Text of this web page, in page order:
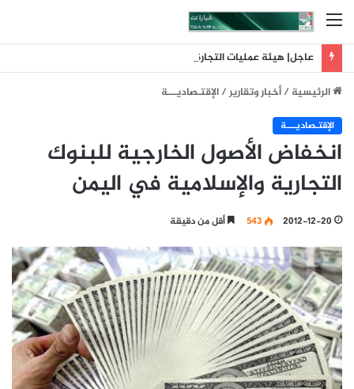
القائمة
الرئيسية/أخبار وتقارير/اﻹقتـصاديـــة
اﻹقتـصاديـــة
انخفاض الأصول الخارجية للبنوك
التجارية والإسلامية في اليمن
2012-12-20
543 أقل من دقيقة